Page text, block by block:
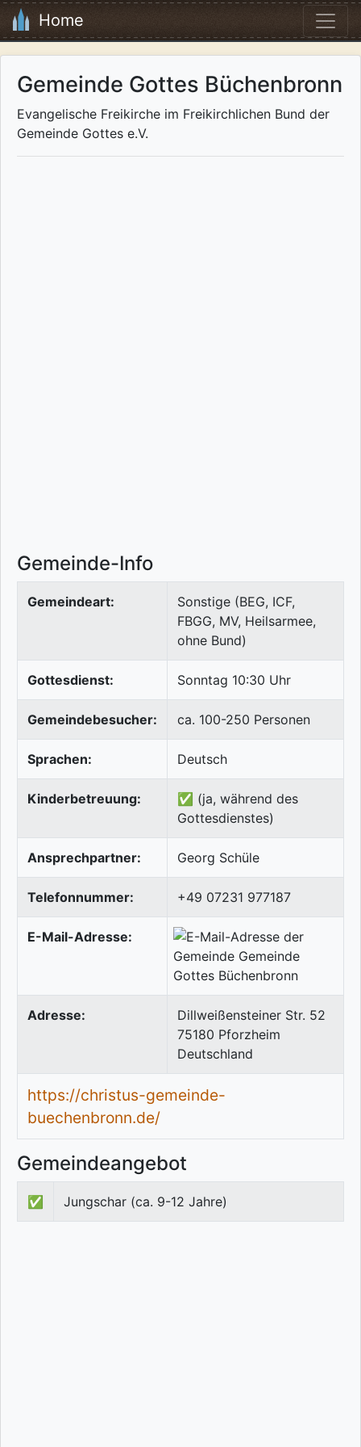
Home
Gemeinde Gottes Büchenbronn
Evangelische Freikirche im Freikirchlichen Bund der
Gemeinde Gottes e.V.
Gemeinde-Info
Gemeindeart:
Sonstige (BEG, ICF,
FBGG, MV, Heilsarmee,
ohne Bund)
Gottesdienst: Sonntag 10:30 Uhr
Gemeindebesucher: ca. 100-250 Personen
Sprachen: Deutsch
Kinderbetreuung:
✅ (ja, während des
Gottesdienstes)
Ansprechpartner: Georg Schüle
Telefonnummer: +49 07231 977187
E-Mail-Adresse:
Adresse:
Dillweißensteiner Str. 52
75180 Pforzheim
Deutschland
https://christus-gemeinde-
buechenbronn.de/
Gemeindeangebot
✅ Jungschar (ca. 9-12 Jahre)